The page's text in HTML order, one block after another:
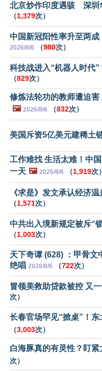
北京炒作印度遇骇 深圳
（1,379次）
中国新冠阳性率升至两
2026/8/6 （980次）
科技战进入“机器人时代
（829次）
修炼法轮功的教师遭迫
🖼️ 2026/8/6 （832次）
美国斥资5亿美元建稀土
工作难找 生活太难！中
一天 🖼️ 2026/8/6 （1,919次）
《求是》发文承认经济
（1,571次）
中共出入境新规定被斥“
（1,003次）
天下奇谭 (628) ：甲骨文
绝唱 2026/8/6 （722次）
冒领美救助贷款被控 又
次）
长春官场罕见“掀桌”！东
（3,003次）
白海豚真的有灵性？盯
次）